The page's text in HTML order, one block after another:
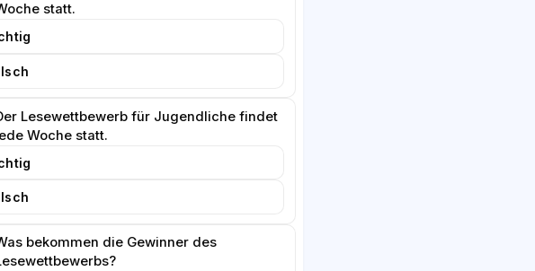
statt.
Lesewettbewerb für Jugendliche findet
Woche statt.
bekommen die Gewinner des